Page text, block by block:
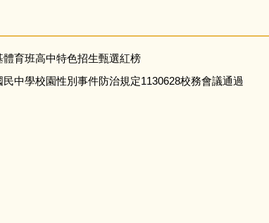
體育班高中特色招生甄選紅榜
民中學校園性別事件防治規定1130628校務會議通過